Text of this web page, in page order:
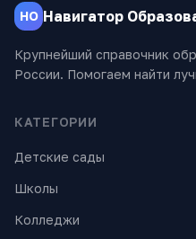
НО Навигатор
Крупнейший справочник
России. Помогаем найти
КАТЕГОРИИ
Детские сады
Школы
Колледжи